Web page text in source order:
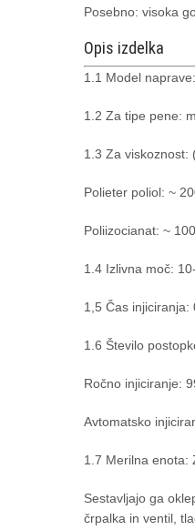
Posebno: visoka
Opis izdelka
1.1 Model
1.2 Za tipe pene:
1.3 Za viskoznost:
Polieter poliol: ~
Poliizocianat: ~
1.4 Izlivna moč:
1,5 Čas
1.6 Število
Ročno injiciranje:
Avtomatsko
1.7 Merilna enota:
Sestavljajo ga
črpalka in ventil,